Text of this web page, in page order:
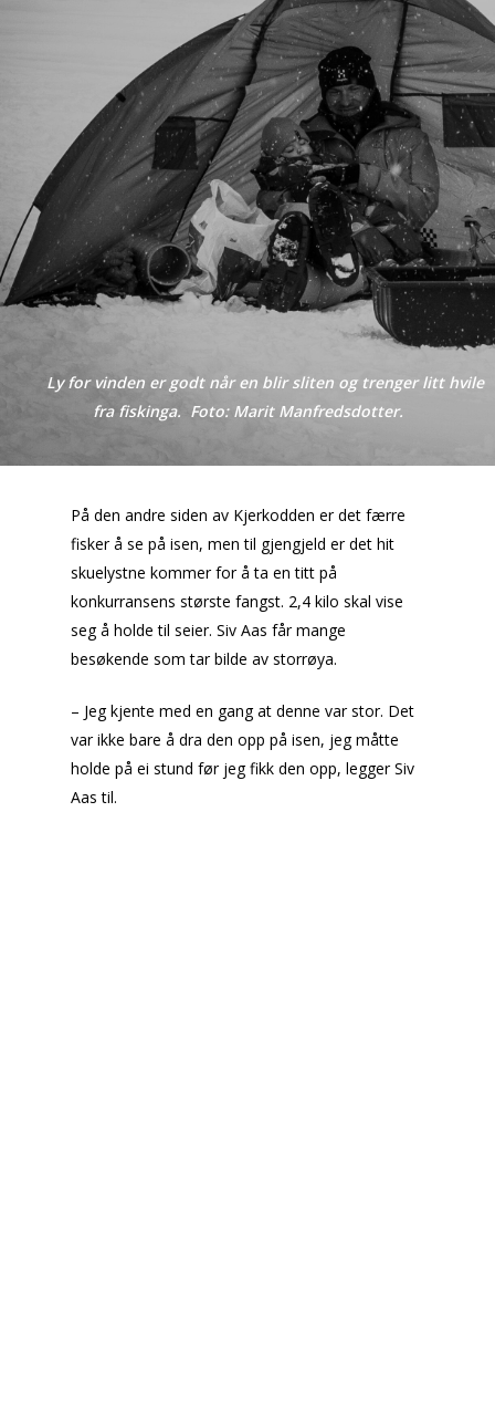
Ly for vinden er godt når en blir sliten og trenger litt hvile
fra fiskinga. Foto: Marit Manfredsdotter.
På den andre siden av Kjerkodden er det færre
fisker å se på isen, men til gjengjeld er det hit
skuelystne kommer for å ta en titt på
konkurransens største fangst. 2,4 kilo skal vise
seg å holde til seier. Siv Aas får mange
besøkende som tar bilde av storrøya.
– Jeg kjente med en gang at denne var stor. Det
var ikke bare å dra den opp på isen, jeg måtte
holde på ei stund før jeg fikk den opp, legger Siv
Aas til.